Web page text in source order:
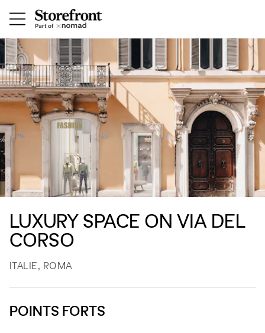
LUXURY SPACE ON VIA DEL
CORSO
ITALIE, ROMA
POINTS FORTS